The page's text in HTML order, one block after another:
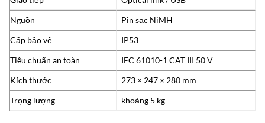
Nguồn
Pin sạc NiMH
Cấp bảo vệ
IP53
Tiêu chuẩn an toàn
IEC 61010-1 CAT III 50 V
Kích thước
273 × 247 × 280 mm
Trọng lượng
khoảng 5 kg